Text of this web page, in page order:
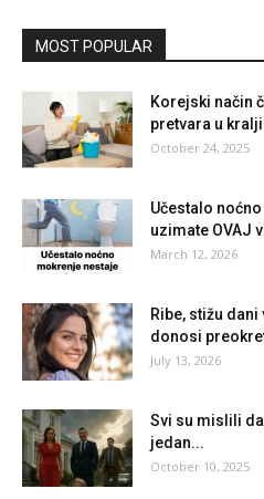
MOST POPULAR
Korejski način
pretvara u
October 24, 2025
Učestalo
uzimate OVAJ
March 12, 2026
Ribe, stižu
donosi
July 13, 2026
Svi su mislili
jedan...
October 10, 2025